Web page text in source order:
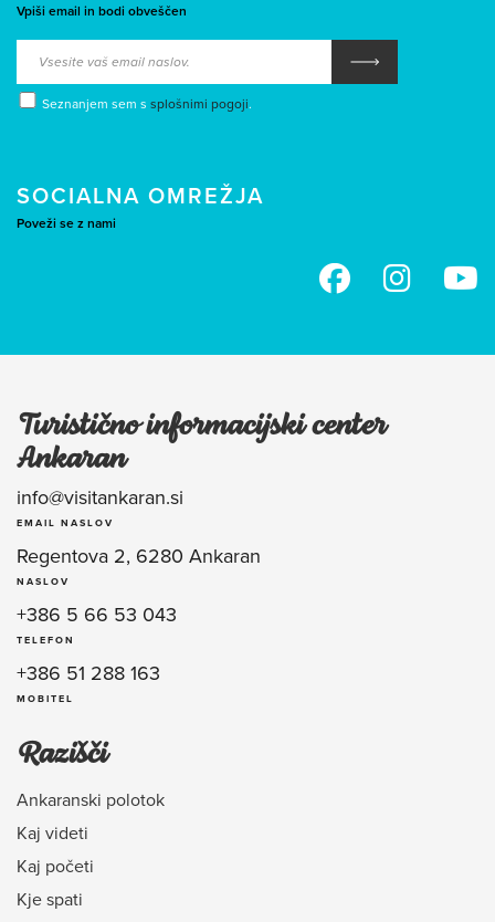
Vpiši email in bodi obveščen
Seznanjem sem s splošnimi pogoji.
SOCIALNA OMREŽJA
Poveži se z nami
Turistično informacijski center
Ankaran
info@visitankaran.si
EMAIL NASLOV
Regentova 2, 6280 Ankaran
NASLOV
+386 5 66 53 043
TELEFON
+386 51 288 163
MOBITEL
Razišči
Ankaranski polotok
Kaj videti
Kaj početi
Kje spati